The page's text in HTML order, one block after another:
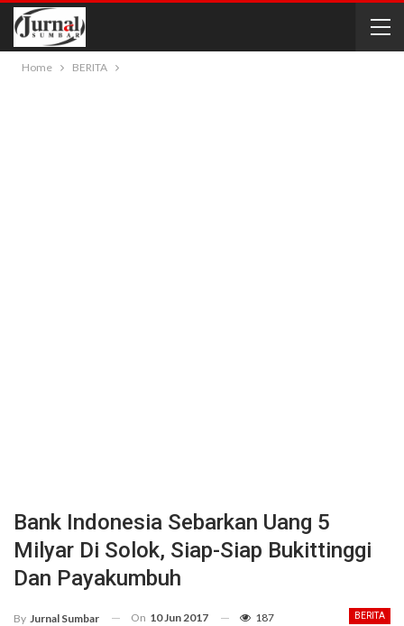
Home BERITA
Bank Indonesia Sebarkan Uang 5
Milyar Di Solok, Siap-Siap Bukittinggi
Dan Payakumbuh
BERITA
By Jurnal Sumbar On 10 Jun 2017 187